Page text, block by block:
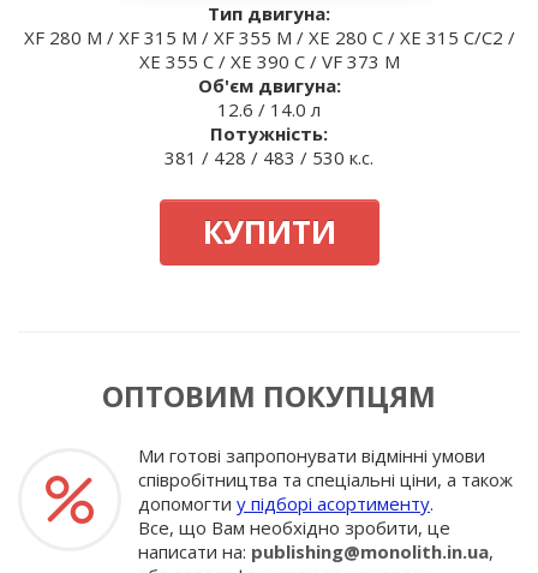
Тип двигуна:
XF 280 M / XF 315 M / XF 355 M / XE 280 C / XE 315 C/C2 /
XE 355 C / XE 390 C / VF 373 M
Об'єм двигуна:
12.6 / 14.0 л
Потужність:
381 / 428 / 483 / 530 к.с.
КУПИТИ
ОПТОВИМ ПОКУПЦЯМ
Ми готові запропонувати відмінні умови
співробітництва та спеціальні ціни, а також
допомогти у підборі асортименту.
Все, що Вам необхідно зробити, це
написати на: publishing@monolith.in.ua,